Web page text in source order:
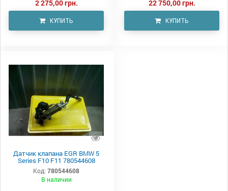
2 275,00 грн.
КУПИТЬ
22 750,00 грн.
КУПИТЬ
Датчик клапана EGR BMW 5
Series F10 F11 780544608
Код: 780544608
В наличии